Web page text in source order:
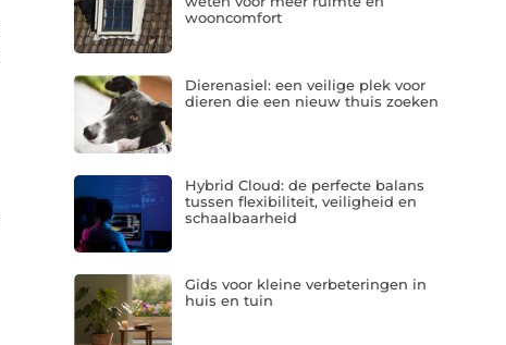
wooncomfort
Dierenasiel: een veilige plek voor
dieren die een nieuw thuis zoeken
Hybrid Cloud: de perfecte balans
tussen flexibiliteit, veiligheid en
schaalbaarheid
Gids voor kleine verbeteringen in
huis en tuin